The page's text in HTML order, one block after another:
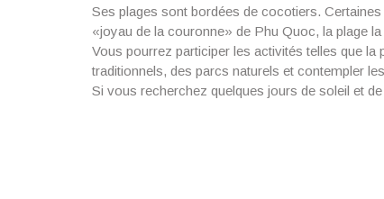
Ses plages sont bordées de cocotiers.
«joyau de la couronne» de Phu Quoc, la plage
Vous pourrez participer les activités telles que
traditionnels, des parcs naturels et contempler
Si vous recherchez quelques jours de soleil et